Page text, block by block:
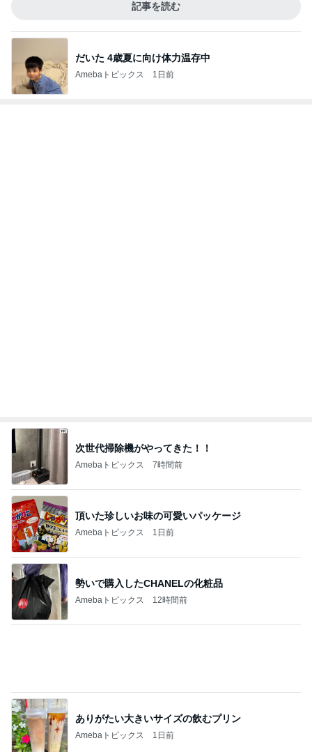
記事を読む
だいた 4歳夏に向け体力温存中
Amebaトピックス 1日前
荷物が多い人向けのバッグインバッグ
Amebaトピックス
記事を読む